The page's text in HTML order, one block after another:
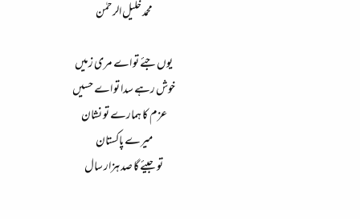
محمد خلیل الرحمٰن
یوں جئے تو اے مری زمیں
خوش رہے سدا تو اے حسیں
عزم کا ہمارے تو نشان
میرے پاکستان
تو جیئے گا صد ہزار سال